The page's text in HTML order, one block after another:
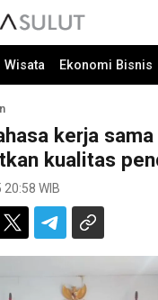
Wisata Ekonomi Bisnis
kerja
kualitas
WIB